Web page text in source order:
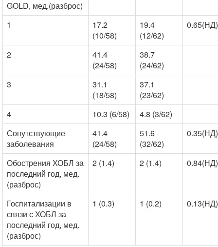
GOLD, мед.(разброс)
1
17.2
(10/58)
19.4
(12/62)
0.65(НД)
2
41.4
(24/58)
38.7
(24/62)
3
31.1
(18/58)
37.1
(23/62)
4
10.3 (6/58)
4.8 (3/62)
Сопутствующие
заболевания
41.4
(24/58)
51.6
(32/62)
0.35(НД)
Обострения ХОБЛ за
последний год, мед.
(разброс)
2 (1.4) 2 (1.4) 0.84(НД)
Госпитализации в
связи с ХОБЛ за
последний год, мед.
(разброс)
1 (0.3) 1 (0.2) 0.13(НД)